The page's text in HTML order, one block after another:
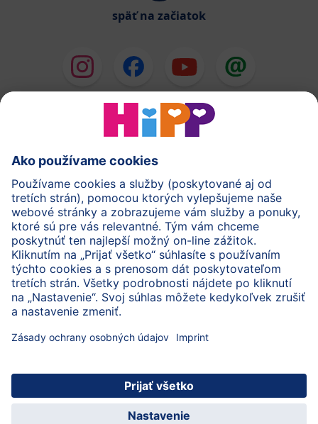
späť na začiatok
HiPP Mlieka
HiPP Príkrmy
HiPP Tehotenstvo
Ochrana osobných údajov
Cookies a pravidlá používania webovej stránky
Imprint
O spoločnosti HiPP Kontakt
© 2026 HiPP